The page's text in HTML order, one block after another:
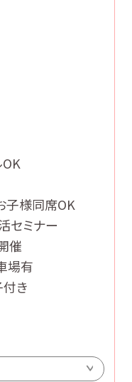
子様同席OK
セミナー
催
場有
き